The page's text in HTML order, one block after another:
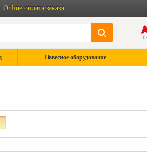
Online оплата заказа
Навесное оборудование